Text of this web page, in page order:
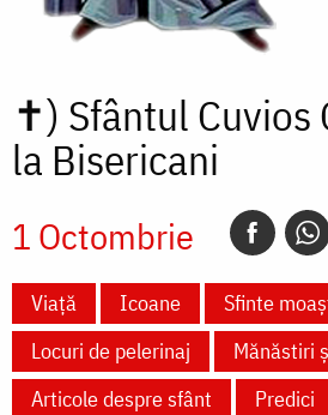
✝) Sfântul Cuvios
la Bisericani
1 Octombrie
Viață Icoane
Sfinte
Locuri de pelerinaj
Mănăstiri
Articole despre sfânt
Predici